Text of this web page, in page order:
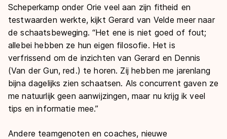
Scheperkamp onder Orie veel aan zijn fitheid en
testwaarden werkte, kijkt Gerard van Velde meer naar
de schaatsbeweging. “Het ene is niet goed of fout;
allebei hebben ze hun eigen filosofie. Het is
verfrissend om de inzichten van Gerard en Dennis
(Van der Gun, red.) te horen. Zij hebben me jarenlang
bijna dagelijks zien schaatsen. Als concurrent gaven ze
me natuurlijk geen aanwijzingen, maar nu krijg ik veel
tips en informatie mee.”
Andere teamgenoten en coaches, nieuwe